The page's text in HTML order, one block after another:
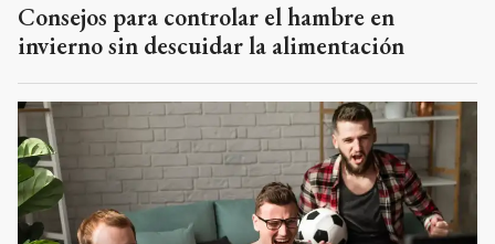
Consejos para controlar el hambre en
invierno sin descuidar la alimentación